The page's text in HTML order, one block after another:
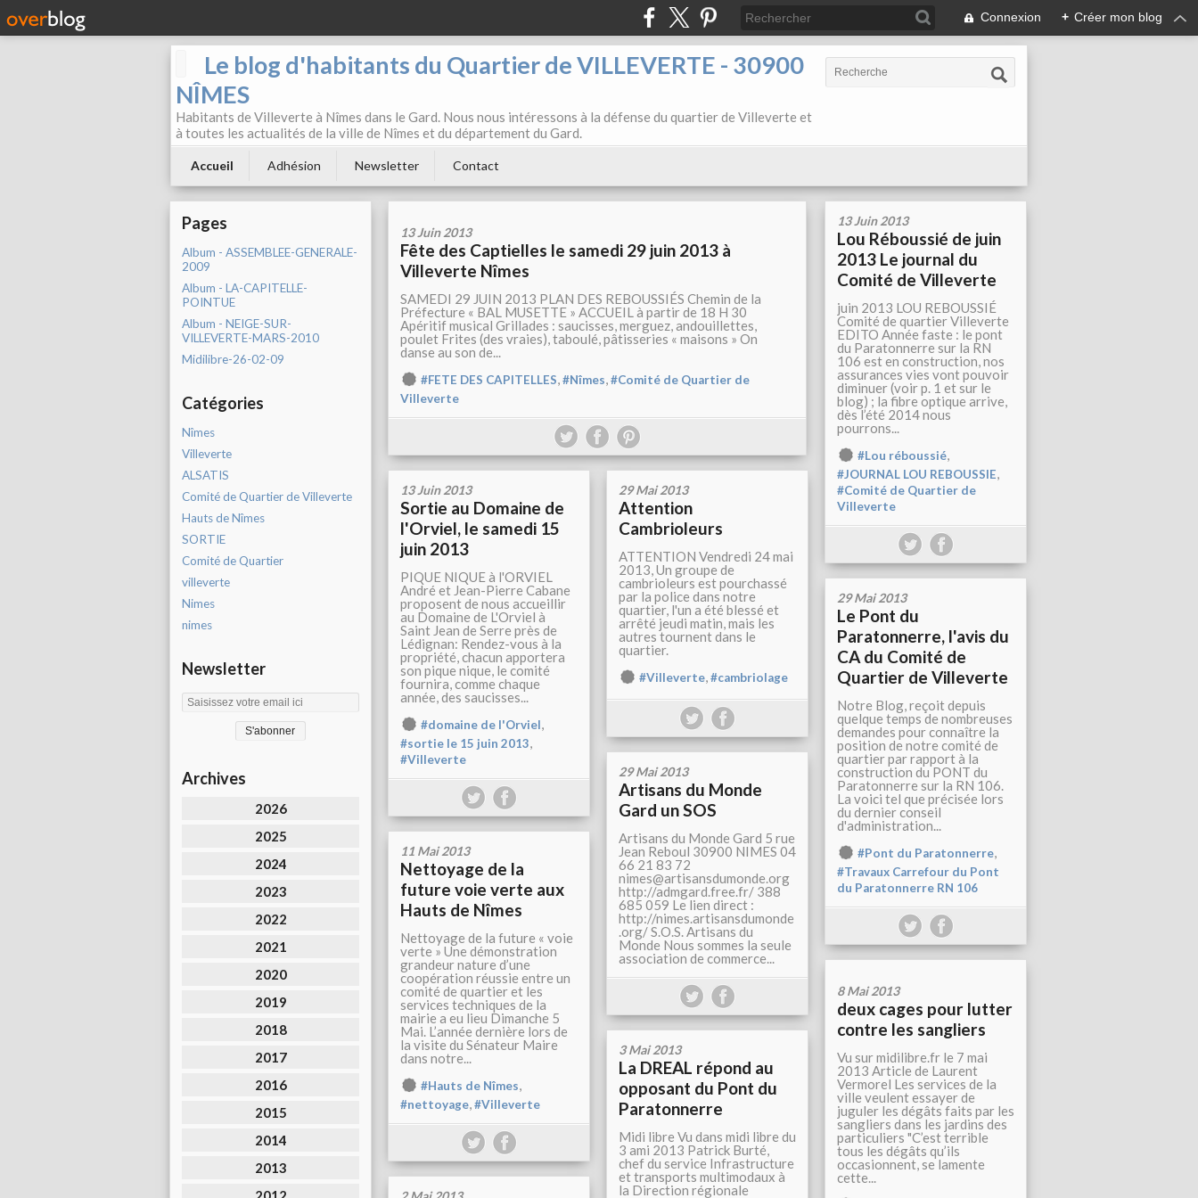
Connexion + Créer mon blog
Le blog d'habitants du Quartier de VILLEVERTE - 30900
NÎMES
Habitants de Villeverte à Nîmes dans le Gard. Nous nous intéressons à la défense du quartier de Villeverte et
à toutes les actualités de la ville de Nîmes et du département du Gard.
Accueil Adhésion Newsletter Contact
Pages
Album - ASSEMBLEE-GENERALE-
2009
Album - LA-CAPITELLE-
POINTUE
Album - NEIGE-SUR-
VILLEVERTE-MARS-2010
Midilibre-26-02-09
Catégories
Nîmes
Villeverte
ALSATIS
Comité de Quartier de Villeverte
Hauts de Nîmes
SORTIE
Comité de Quartier
villeverte
Nimes
nimes
Newsletter
Archives
2026
2025
2024
2023
2022
2021
2020
2019
2018
2017
2016
2015
2014
2013
13 Juin 2013
Fête des Captielles le samedi 29 juin 2013 à
Villeverte Nîmes
SAMEDI 29 JUIN 2013 PLAN DES REBOUSSIÉS Chemin de la
Préfecture « BAL MUSETTE » ACCUEIL à partir de 18 H 30
Apéritif musical Grillades : saucisses, merguez, andouillettes,
poulet Frites (des vraies), taboulé, pâtisseries « maisons » On
danse au son de...
#FETE DES CAPITELLES,#Nîmes,#Comité de Quartier de
Villeverte
13 Juin 2013
Lou Réboussié de juin
2013 Le journal du
Comité de Villeverte
juin 2013 LOU REBOUSSIÉ
Comité de quartier Villeverte
EDITO Année faste : le pont
du Paratonnerre sur la RN
106 est en construction, nos
assurances vies vont pouvoir
diminuer (voir p. 1 et sur le
blog) ; la fibre optique arrive,
dès l’été 2014 nous
pourrons...
#Lou réboussié,
#JOURNAL LOU REBOUSSIE,
#Comité de Quartier de
Villeverte
13 Juin 2013
Sortie au Domaine de
l'Orviel, le samedi 15
juin 2013
PIQUE NIQUE à l'ORVIEL
André et Jean-Pierre Cabane
proposent de nous accueillir
au Domaine de L'Orviel à
Saint Jean de Serre près de
Lédignan: Rendez-vous à la
propriété, chacun apportera
son pique nique, le comité
fournira, comme chaque
année, des saucisses...
#domaine de l'Orviel,
#sortie le 15 juin 2013,
#Villeverte
29 Mai 2013
Attention
Cambrioleurs
ATTENTION Vendredi 24 mai
2013, Un groupe de
cambrioleurs est pourchassé
par la police dans notre
quartier, l'un a été blessé et
arrêté jeudi matin, mais les
autres tournent dans le
quartier.
#Villeverte,#cambriolage
29 Mai 2013
Le Pont du
Paratonnerre, l'avis du
CA du Comité de
Quartier de Villeverte
Notre Blog, reçoit depuis
quelque temps de nombreuses
demandes pour connaître la
position de notre comité de
quartier par rapport à la
construction du PONT du
Paratonnerre sur la RN 106.
La voici tel que précisée lors
du dernier conseil
d'administration...
#Pont du Paratonnerre,
#Travaux Carrefour du Pont
du Paratonnerre RN 106
29 Mai 2013
Artisans du Monde
Gard un SOS
Artisans du Monde Gard 5 rue
Jean Reboul 30900 NIMES 04
66 21 83 72
nimes@artisansdumonde.org
http://admgard.free.fr/ 388
685 059 Le lien direct :
http://nimes.artisansdumonde
.org/ S.O.S. Artisans du
Monde Nous sommes la seule
association de commerce...
11 Mai 2013
Nettoyage de la
future voie verte aux
Hauts de Nîmes
Nettoyage de la future « voie
verte » Une démonstration
grandeur nature d’une
coopération réussie entre un
comité de quartier et les
services techniques de la
mairie a eu lieu Dimanche 5
Mai. L’année dernière lors de
la visite du Sénateur Maire
dans notre...
#Hauts de Nîmes,
#nettoyage,#Villeverte
8 Mai 2013
deux cages pour lutter
contre les sangliers
Vu sur midilibre.fr le 7 mai
2013 Article de Laurent
Vermorel Les services de la
ville veulent essayer de
juguler les dégâts faits par les
sangliers dans les jardins des
particuliers "C’est terrible
tous les dégâts qu’ils
occasionnent, se lamente
cette...
3 Mai 2013
La DREAL répond au
opposant du Pont du
Paratonnerre
Midi libre Vu dans midi libre du
3 ami 2013 Patrick Burté,
chef du service Infrastructure
et transports multimodaux à
la Direction régionale